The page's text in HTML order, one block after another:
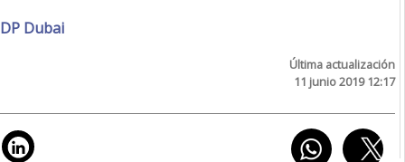
DP Dubai
Última actualización
11 junio 2019 12:17